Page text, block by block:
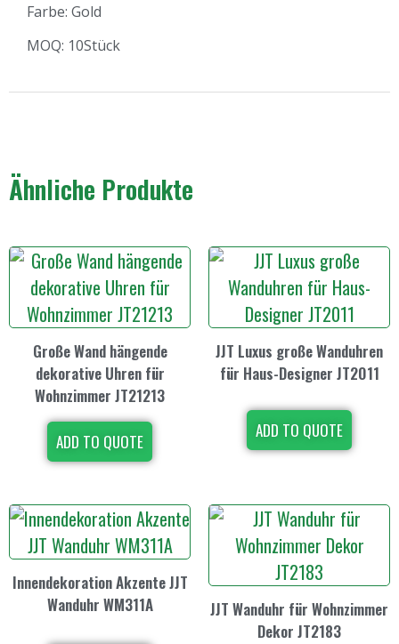
Farbe: Gold
MOQ: 10Stück
Ähnliche Produkte
Große Wand hängende
dekorative Uhren für
Wohnzimmer JT21213
ADD TO QUOTE
JJT Luxus große Wanduhren
für Haus-Designer JT2011
ADD TO QUOTE
Innendekoration Akzente JJT
Wanduhr WM311A
JJT Wanduhr für Wohnzimmer
Dekor JT2183